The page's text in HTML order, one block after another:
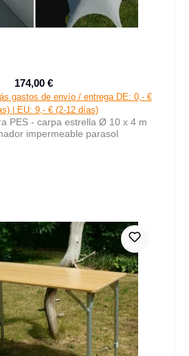
Precio de venta:
174,00 €
gastos de envío / entrega DE: 0,- €
| EU: 9,- € (2-12 días)
PES - carpa estrella Ø 10 x 4 m
impermeable parasol